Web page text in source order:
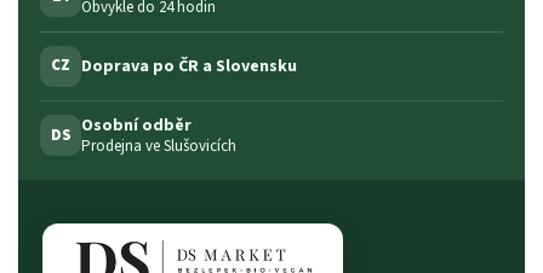
Obvykle do 24 hodin
CZ Doprava po ČR a Slovensku
DS Osobní odběr
Prodejna ve Slušovicích